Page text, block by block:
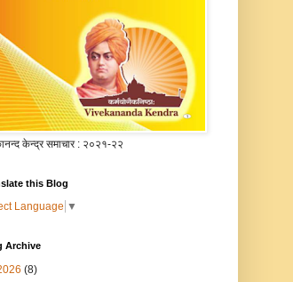
केन्द्र समाचार : २०२१-२२
this Blog
Language ▼
Archive
(8)